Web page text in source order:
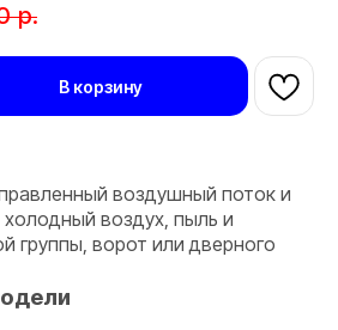
р.
В корзину
воздушный поток и
воздух, пыль и
группы, ворот или дверного